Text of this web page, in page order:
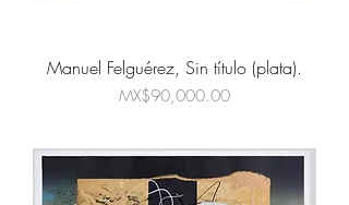
Manuel Felguérez, Sin título (plata).
Price
MX$90,000.00